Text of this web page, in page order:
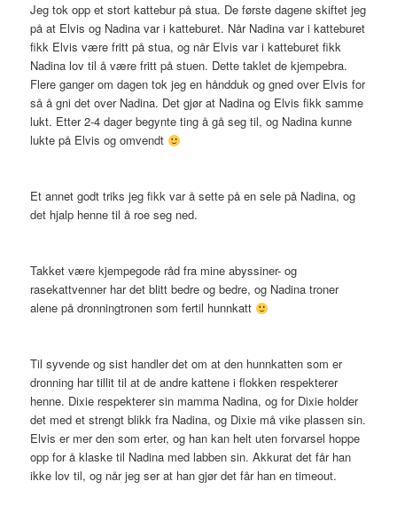
Jeg tok opp et stort kattebur på stua. De første dagene skiftet jeg
på at Elvis og Nadina var i katteburet. Når Nadina var i katteburet
fikk Elvis være fritt på stua, og når Elvis var i katteburet fikk
Nadina lov til å være fritt på stuen. Dette taklet de kjempebra.
Flere ganger om dagen tok jeg en håndduk og gned over Elvis for
så å gni det over Nadina. Det gjør at Nadina og Elvis fikk samme
lukt. Etter 2-4 dager begynte ting å gå seg til, og Nadina kunne
lukte på Elvis og omvendt
Et annet godt triks jeg fikk var å sette på en sele på Nadina, og
det hjalp henne til å roe seg ned.
Takket være kjempegode råd fra mine abyssiner- og
rasekattvenner har det blitt bedre og bedre, og Nadina troner
alene på dronningtronen som fertil hunnkatt
Til syvende og sist handler det om at den hunnkatten som er
dronning har tillit til at de andre kattene i flokken respekterer
henne. Dixie respekterer sin mamma Nadina, og for Dixie holder
det med et strengt blikk fra Nadina, og Dixie må vike plassen sin.
Elvis er mer den som erter, og han kan helt uten forvarsel hoppe
opp for å klaske til Nadina med labben sin. Akkurat det får han
ikke lov til, og når jeg ser at han gjør det får han en timeout.